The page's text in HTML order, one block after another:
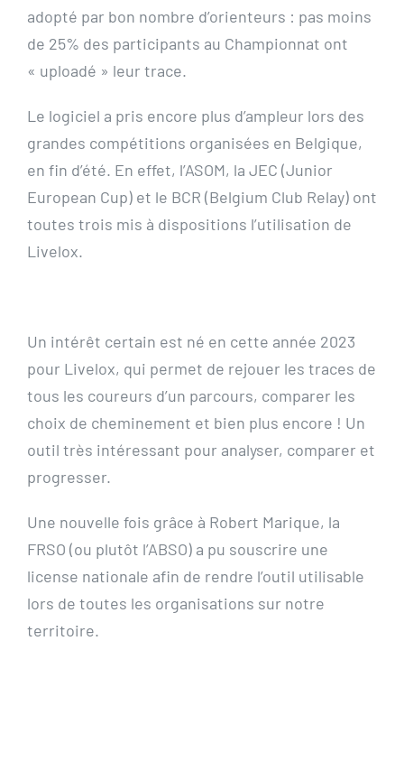
adopté par bon nombre d’orienteurs : pas moins
de 25% des participants au Championnat ont
« uploadé » leur trace.
Le logiciel a pris encore plus d’ampleur lors des
grandes compétitions organisées en Belgique,
en fin d’été. En effet, l’ASOM, la JEC (Junior
European Cup) et le BCR (Belgium Club Relay) ont
toutes trois mis à dispositions l’utilisation de
Livelox.
Un intérêt certain est né en cette année 2023
pour Livelox, qui permet de rejouer les traces de
tous les coureurs d’un parcours, comparer les
choix de cheminement et bien plus encore ! Un
outil très intéressant pour analyser, comparer et
progresser.
Une nouvelle fois grâce à Robert Marique, la
FRSO (ou plutôt l’ABSO) a pu souscrire une
license nationale afin de rendre l’outil utilisable
lors de toutes les organisations sur notre
territoire.